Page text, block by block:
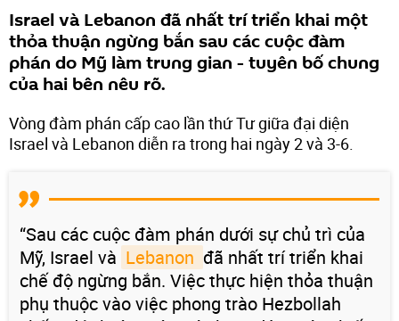
Israel và Lebanon đã nhất trí triển khai một
thỏa thuận ngừng bắn sau các cuộc đàm
phán do Mỹ làm trung gian - tuyên bố chung
của hai bên nêu rõ.
Vòng đàm phán cấp cao lần thứ Tư giữa đại diện
Israel và Lebanon diễn ra trong hai ngày 2 và 3-6.
“Sau các cuộc đàm phán dưới sự chủ trì của
Mỹ, Israel và Lebanon đã nhất trí triển khai
chế độ ngừng bắn. Việc thực hiện thỏa thuận
phụ thuộc vào việc phong trào Hezbollah